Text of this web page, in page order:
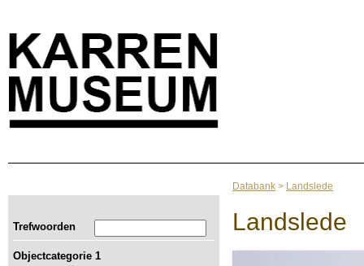
Trefwoorden
Objectcategorie 1
Databank > Landslede
Landslede